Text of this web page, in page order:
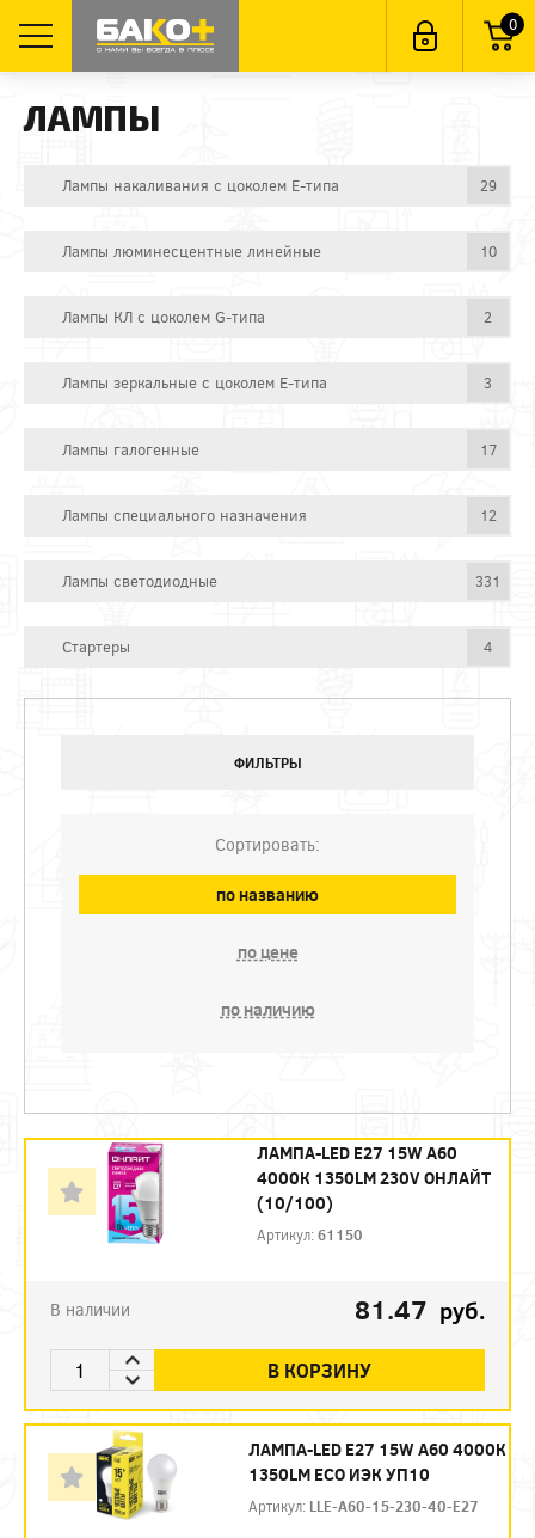
0
ЛАМПЫ
Лампы накаливания с цоколем E-типа 29
Лампы люминесцентные линейные 10
Лампы КЛ с цоколем G-типа 2
Лампы зеркальные с цоколем E-типа 3
Лампы галогенные 17
Лампы специального назначения 12
Лампы светодиодные 331
Стартеры 4
ФИЛЬТРЫ
Сортировать:
по названию
по цене
по наличию
ЛАМПА-LED E27 15W A60
4000К 1350LM 230V ОНЛАЙТ
(10/100)
Артикул:61150
В наличии 81.47 руб.
В КОРЗИНУ
ЛАМПА-LED E27 15W A60 4000К
1350LM ЕСО ИЭК УП10
Артикул: LLE-A60-15-230-40-E27